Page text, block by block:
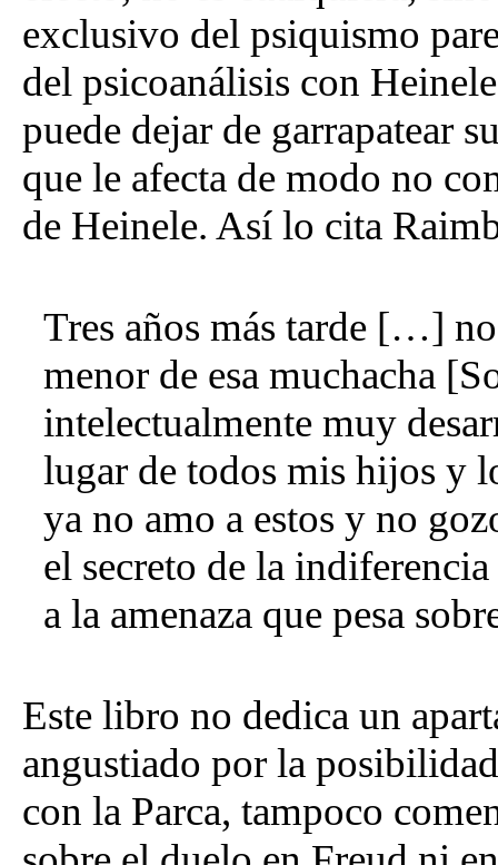
exclusivo del psiquismo
del psicoanálisis con
puede dejar de garrapatear
que le afecta de modo no
de Heinele. Así lo cita
Tres años más tarde […]
menor de esa muchacha
intelectualmente muy
lugar de todos mis hijos y
ya no amo a estos y no
el secreto de la
a la amenaza que pesa
Este libro no dedica un
angustiado por la
con la Parca, tampoco